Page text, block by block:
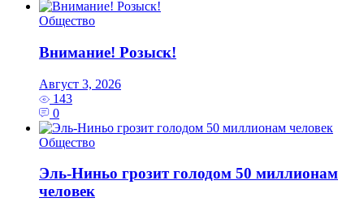
Общество
Внимание! Розыск!
Август 3, 2026
143
0
Общество
Эль‑Ниньо грозит голодом 50 миллионам
человек